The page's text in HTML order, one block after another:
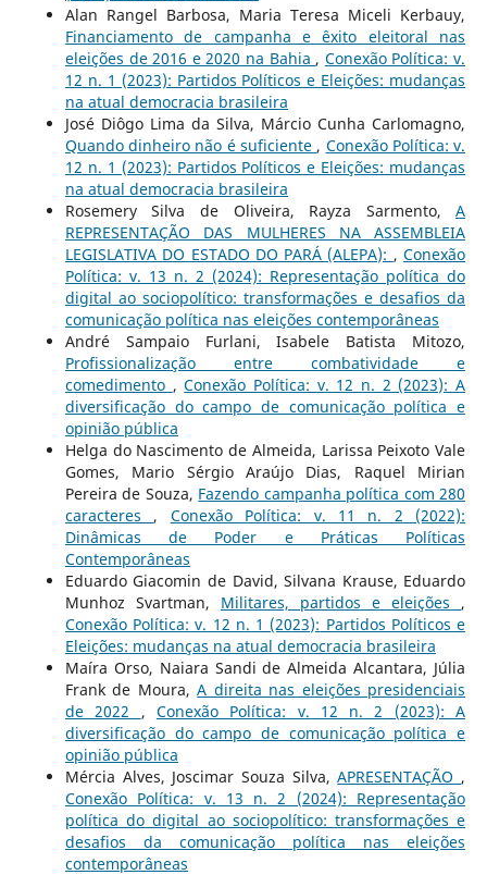
Alan Rangel Barbosa, Maria Teresa Miceli Kerbauy,
Financiamento de campanha e êxito eleitoral nas
eleições de 2016 e 2020 na Bahia , Conexão Política: v.
12 n. 1 (2023): Partidos Políticos e Eleições: mudanças
na atual democracia brasileira
José Diôgo Lima da Silva, Márcio Cunha Carlomagno,
Quando dinheiro não é suficiente , Conexão Política: v.
12 n. 1 (2023): Partidos Políticos e Eleições: mudanças
na atual democracia brasileira
Rosemery Silva de Oliveira, Rayza Sarmento,A
REPRESENTAÇÃO DAS MULHERES NA ASSEMBLEIA
LEGISLATIVA DO ESTADO DO PARÁ (ALEPA): ,Conexão
Política: v. 13 n. 2 (2024): Representação política do
digital ao sociopolítico: transformações e desafios da
comunicação política nas eleições contemporâneas
André Sampaio Furlani, Isabele Batista Mitozo,
Profissionalização entre combatividade e
comedimento ,Conexão Política: v. 12 n. 2 (2023): A
diversificação do campo de comunicação política e
opinião pública
Helga do Nascimento de Almeida, Larissa Peixoto Vale
Gomes, Mario Sérgio Araújo Dias, Raquel Mirian
Pereira de Souza, Fazendo campanha política com 280
caracteres , Conexão Política: v. 11 n. 2 (2022):
Dinâmicas de Poder e Práticas Políticas
Contemporâneas
Eduardo Giacomin de David, Silvana Krause, Eduardo
Munhoz Svartman, Militares, partidos e eleições ,
Conexão Política: v. 12 n. 1 (2023): Partidos Políticos e
Eleições: mudanças na atual democracia brasileira
Maíra Orso, Naiara Sandi de Almeida Alcantara, Júlia
Frank de Moura,A direita nas eleições presidenciais
de 2022 , Conexão Política: v. 12 n. 2 (2023): A
diversificação do campo de comunicação política e
opinião pública
Mércia Alves, Joscimar Souza Silva,APRESENTAÇÃO ,
Conexão Política: v. 13 n. 2 (2024): Representação
política do digital ao sociopolítico: transformações e
desafios da comunicação política nas eleições
contemporâneas